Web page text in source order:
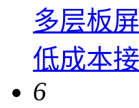
多层板
低成本
6